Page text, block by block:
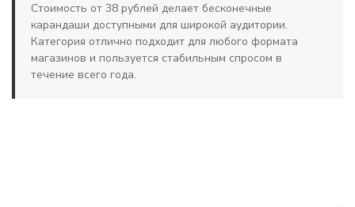
Стоимость от 38 рублей делает бесконечные
карандаши доступными для широкой аудитории.
Категория отлично подходит для любого формата
магазинов и пользуется стабильным спросом в
течение всего года.